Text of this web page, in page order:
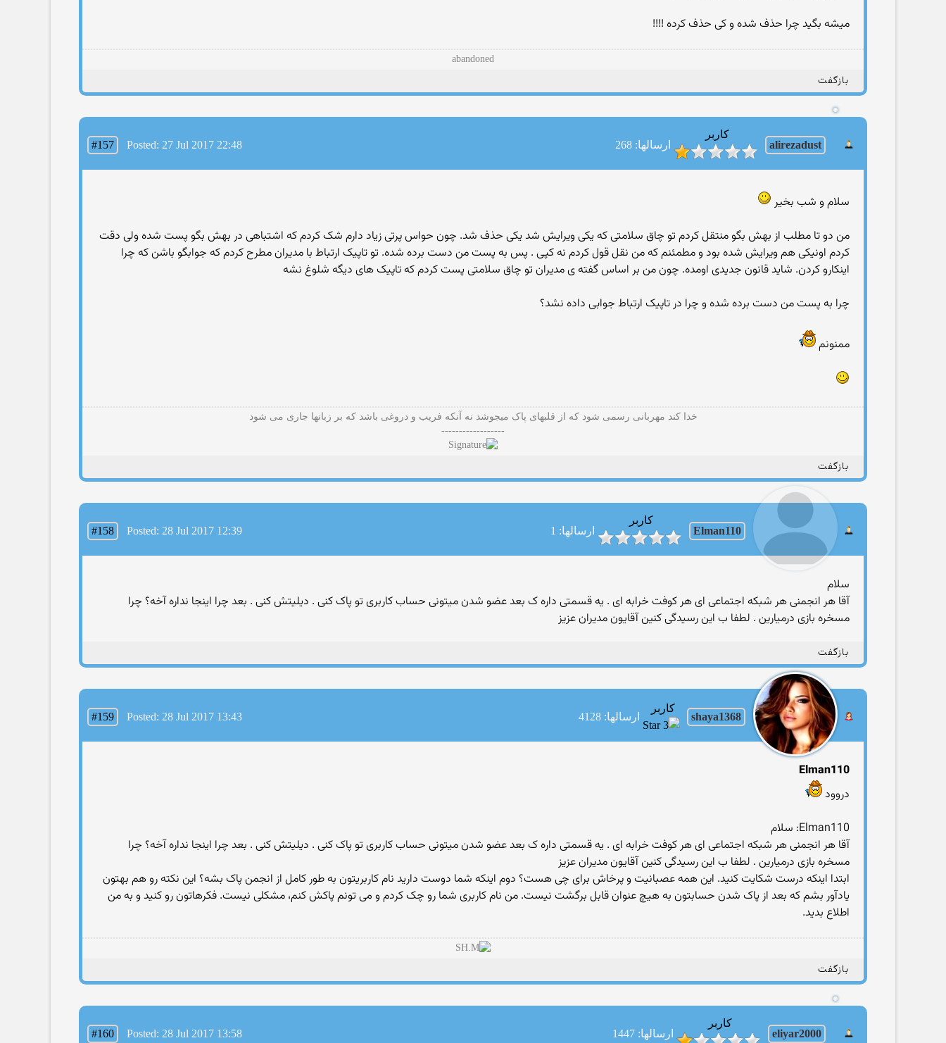
میشه بگید چرا حذف شده و کی حذف کرده !!!!
abandoned
بازگفت
alirezadust
کاربر
ارسالها: 268
#157 Posted: 27 Jul 2017 22:48
سلام و شب بخیر
من دو تا مطلب از بهش بگو منتقل کردم تو چاق سلامتی که یکی ویرایش شد یکی حذف شد. چون حواس پرتی زیاد دارم شک کردم که اشتباهی در بهش بگو پست شده ولی دقت
کردم اونیکی هم ویرایش شده بود و مطمئنم که من نقل قول کردم نه کپی . پس به پست من دست برده شده. تو تاپیک ارتباط با مدیران مطرح کردم که جوابگو باشن که چرا
اینکارو کردن. شاید قانون جدیدی اومده. چون من بر اساس گفته ی مدیران تو چاق سلامتی پست کردم که تاپیک های دیگه شلوغ نشه
چرا به پست من دست برده شده و چرا در تاپیک ارتباط جوابی داده نشد؟
ممنونم
خدا کند مهربانی رسمی شود که از قلبهای پاک میجوشد نه آنکه فریب و دروغی باشد که بر زبانها جاری می شود
------------------
بازگفت
Elman110
کاربر
ارسالها: 1
#158 Posted: 28 Jul 2017 12:39
سلام
آقا هر انجمنی هر شبکه اجتماعی ای هر کوفت خرابه ای . یه قسمتی داره ک بعد عضو شدن میتونی حساب کاربری تو پاک کنی . دیلیتش کنی . بعد چرا اینجا نداره آخه؟ چرا
مسخره بازی درمیارین . لطفا ب این رسیدگی کنین آقایون مدیران عزیز
بازگفت
shaya1368
کاربر
ارسالها: 4128 #159 Posted: 28 Jul 2017 13:43
Elman110
دروود
Elman110: سلام
آقا هر انجمنی هر شبکه اجتماعی ای هر کوفت خرابه ای . یه قسمتی داره ک بعد عضو شدن میتونی حساب کاربری تو پاک کنی . دیلیتش کنی . بعد چرا اینجا نداره آخه؟ چرا
مسخره بازی درمیارین . لطفا ب این رسیدگی کنین آقایون مدیران عزیز
ابتدا اینکه درست شکایت کنید. این همه عصبانیت و پرخاش برای چی هست؟ دوم اینکه شما دوست دارید نام کاربریتون به طور کامل از انجمن پاک بشه؟ این نکته رو هم بهتون
یادآور بشم که بعد از پاک شدن حسابتون به هیچ عنوان قابل برگشت نیست. من نام کاربری شما رو چک کردم و می تونم پاکش کنم، مشکلی نیست. فکرهاتون رو کنید و به من
اطلاع بدید.
بازگفت
eliyar2000
کاربر
ارسالها: 1447
#160 Posted: 28 Jul 2017 13:58